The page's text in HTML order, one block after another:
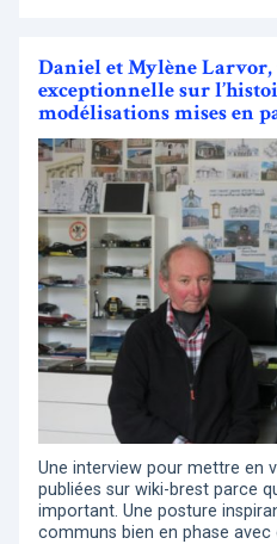
Daniel et Mylène
exceptionnelle sur
modélisations mises en
Une interview pour mettre en
publiées sur wiki-brest parce
important. Une posture
communs bien en phase